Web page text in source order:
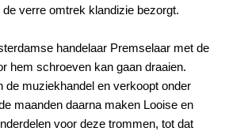
verre omtrek klandizie bezorgt.
handelaar Premselaar met de
hem schroeven kan gaan draaien.
de muziekhandel en verkoopt onder
maanden daarna maken Looise en
voor deze trommen, tot dat